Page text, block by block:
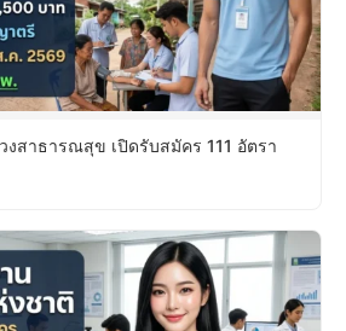
งสาธารณสุข เปิดรับสมัคร 111 อัตรา